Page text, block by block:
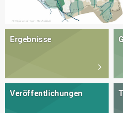
Ergebnisse
Veröffentlichungen